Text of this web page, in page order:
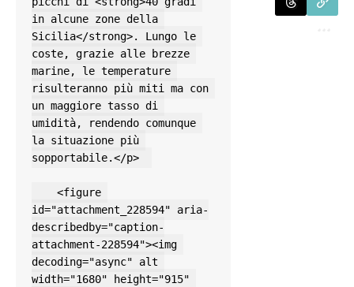
in alcune zone della
Sicilia</strong>. Lungo le
coste, grazie alle brezze
marine, le temperature
risulteranno più miti ma con
un maggiore tasso di
umidità, rendendo comunque
la situazione più
sopportabile.</p>
id="attachment_228594" aria-
describedby="caption-
attachment-228594"><img
decoding="async" alt
width="1680" height="915"